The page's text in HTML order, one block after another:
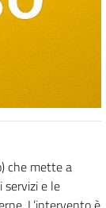
che mette a
servizi e le